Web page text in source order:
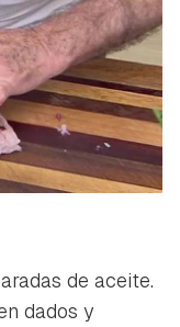
has de
CANCELAR
de aceite.
dados y
boletín.